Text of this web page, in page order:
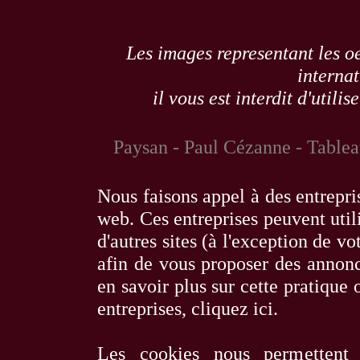
Les images representant les
il vous est interdit
Paysan - Paul Cézanne -
Nous faisons appel à des
web. Ces entreprises peuvent
d'autres sites (à l'exception de
afin de vous proposer des
en savoir plus sur cette pratique
entreprises, cliquez ici.
Les cookies nous